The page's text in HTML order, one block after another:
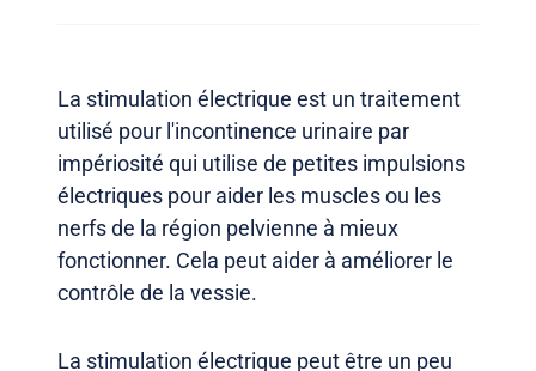
La stimulation électrique est un traitement
utilisé pour l'incontinence urinaire par
impériosité qui utilise de petites impulsions
électriques pour aider les muscles ou les
nerfs de la région pelvienne à mieux
fonctionner. Cela peut aider à améliorer le
contrôle de la vessie.
La stimulation électrique peut être un peu